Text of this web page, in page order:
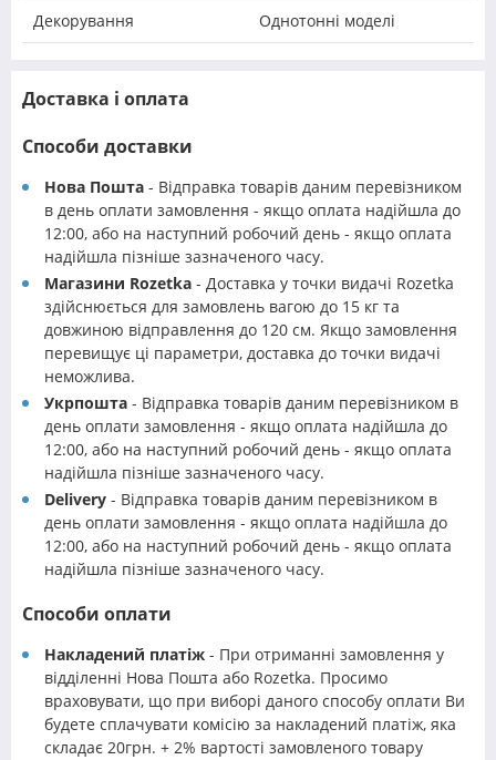
Декорування Однотонні моделі
Доставка і оплата
Способи доставки
Нова Пошта - Відправка товарів даним перевізником
в день оплати замовлення - якщо оплата надійшла до
12:00, або на наступний робочий день - якщо оплата
надійшла пізніше зазначеного часу.
Магазини Rozetka - Доставка у точки видачі Rozetka
здійснюється для замовлень вагою до 15 кг та
довжиною відправлення до 120 см. Якщо замовлення
перевищує ці параметри, доставка до точки видачі
неможлива.
Укрпошта - Відправка товарів даним перевізником в
день оплати замовлення - якщо оплата надійшла до
12:00, або на наступний робочий день - якщо оплата
надійшла пізніше зазначеного часу.
Delivery - Відправка товарів даним перевізником в
день оплати замовлення - якщо оплата надійшла до
12:00, або на наступний робочий день - якщо оплата
надійшла пізніше зазначеного часу.
Способи оплати
Накладений платіж - При отриманні замовлення у
відділенні Нова Пошта або Rozetka. Просимо
враховувати, що при виборі даного способу оплати Ви
будете сплачувати комісію за накладений платіж, яка
складає 20грн. + 2% вартості замовленого товару